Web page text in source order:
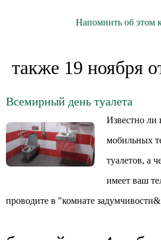
Напомнить об этом
также 19 ноября
Всемирный день туалета
Известно ли
мобильных
туалетов, а
имеет ваш
проводите в "комнате